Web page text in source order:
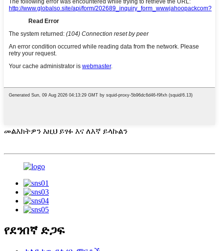
መልእክትዎን እዚህ ይፃፉ እና ለእኛ ይላኩልን
የደንበኛ ድጋፍ